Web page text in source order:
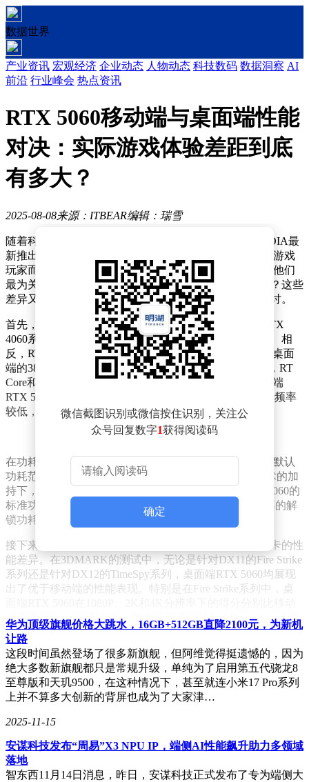
数据世界
产业资讯 宏观经济 企业动态 人物动态 科技数码 数据洞察 AI
前沿 行业峰会 热点资讯
RTX 5060移动端与桌面端性能
对决：实际游戏体验差距到底
有多大？
2025-08-08来源：ITBEAR编辑：瑞雪
随着科技的不断进步，显卡领域的竞争日益激烈，NVIDIA最
新推出的RTX 50系列显卡再次成为市场焦点。对于广大游戏
玩家而言，RTX 5060移动端与桌面端的性能差异无疑是他们
最为关心的问题之一。那么，这两款显卡究竟有何不同？这些
差异又是否会对你的购机选择产生影响？让我们深入探讨。
首先，从规格参数上来看，RTX 5060移动端并未延续RTX
4060系列中移动端与桌面端规格相近或甚至超越的趋势。相
反，RTX 5060移动端在CUDA核心数量上有所缩减，从桌面
端的3840个减少到了3328个，缩减幅度约为13%。同时，RT
Core和Tensor Cores的数量也相应减少。显存方面，移动端
RTX 5060同样采用了8GB/128bit的GDDR7显存，但由于频率
较低，其显存带宽略低于桌面端。
在功耗控制上，移动端RTX 5060的表现也更为严格。其默认
功耗范围在35W至100W之间，即便在Dynamic Boost技术的加
持下，最高也只能达到115W。相比之下，桌面端RTX 5060的
标准功耗就高达145W，部分超频版产品更是提供了更高的解
锁功耗。因此，在功耗方面，两者之间的差距较为明显。
接下来，我们通过一系列基准测试来直观感受这两款显卡的性
能差异。在3DMARK的测试中，无论是针对DX11的Fire Strike
系列还是针对DX12的TimeSpy系列，桌面端RTX 5060均展现
出了优于移动端的性能表现。特别是在Fire Strike系列中，桌
端高出13%、17%和14%。而在光追测试的Port Royal中，桌面
端同样以14%的优势领先。
为了更贴近玩家的实际使用体验，我们还进行了15款热门游戏
的性能测试。测试结果显示，在1080P分辨率下，桌面端RTX
2K分辨率下，这一优势扩大到了14%。《绝地求生》作为一
款内存性能敏感的游戏，在两款显卡之间的性能差距最小；而
《使命召唤：黑色行动6》和《地平线：零之曙光重制版》则
分别在1080P和2K分辨率下展现出了最大的性能差异。
微信截图识别或微信按住识别，关注公
众号回复数字1获得阅读码
确定
华为顶级旗舰价格大跳水，16GB+512GB直降2100元，为新机
让路
这段时间虽然登场了很多新旗舰，但阿维觉得挺遗憾的，因为
绝大多数新旗舰都只是常规升级，单纯为了启用第五代骁龙8
至尊版和天玑9500，在这种情况下，甚至就连小米17 Pro系列
上并不算多大创新的背屏也成为了大家津…
2025-11-15
安谋科技发布“周易”X3 NPU IP，端侧AI性能飙升助力多领域
落地
智东西11月14日消息，昨日，安谋科技正式发布了专为端侧大